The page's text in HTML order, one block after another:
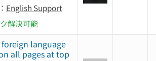
English Support
解決可能
language
all pages at top